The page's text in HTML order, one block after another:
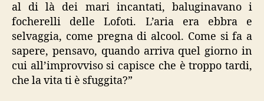
al di là dei mari incantati, baluginavano i
focherelli delle Lofoti. L’aria era ebbra e
selvaggia, come pregna di alcool. Come si fa a
sapere, pensavo, quando arriva quel giorno in
cui all’improvviso si capisce che è troppo tardi,
che la vita ti è sfuggita?”